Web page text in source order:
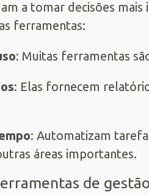
a tomar decisões
ferramentas:
: Muitas ferramentas
: Elas fornecem
: Automatizam
áreas importantes.
de gestão